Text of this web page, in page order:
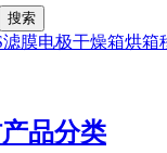
滤膜电极干燥箱烘箱
品分类